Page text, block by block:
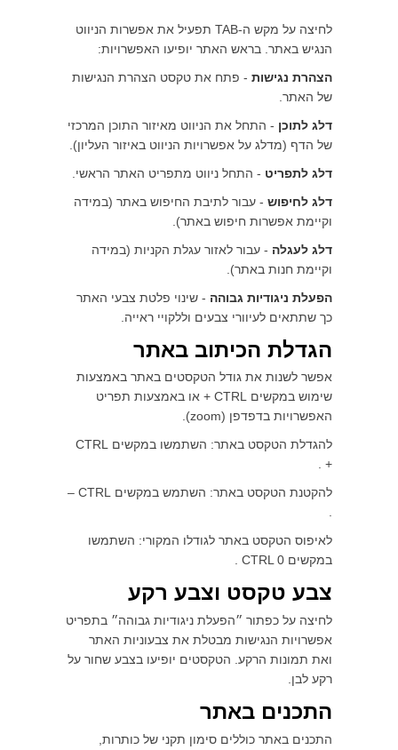
לחיצה על מקש ה-TAB תפעיל את אפשרות הניווט
הנגיש באתר. בראש האתר יופיעו האפשרויות:
הצהרת נגישות - פתח את טקסט הצהרת הנגישות
של האתר.
דלג לתוכן - התחל את הניווט מאיזור התוכן המרכזי
של הדף (מדלג על אפשרויות הניווט באיזור העליון).
דלג לתפריט - התחל ניווט מתפריט האתר הראשי.
דלג לחיפוש - עבור לתיבת החיפוש באתר (במידה
וקיימת אפשרות חיפוש באתר).
דלג לעגלה - עבור לאזור עגלת הקניות (במידה
וקיימת חנות באתר).
הפעלת ניגודיות גבוהה - שינוי פלטת צבעי האתר
כך שתתאים לעיוורי צבעים וללקויי ראייה.
הגדלת הכיתוב באתר
אפשר לשנות את גודל הטקסטים באתר באמצעות
שימוש במקשים CTRL + או באמצעות תפריט
האפשרויות בדפדפן (zoom).
להגדלת הטקסט באתר: השתמשו במקשים CTRL
+ .
להקטנת הטקסט באתר: השתמש במקשים CTRL –
.
לאיפוס הטקסט באתר לגודלו המקורי: השתמשו
במקשים CTRL 0 .
צבע טקסט וצבע רקע
לחיצה על כפתור ״הפעלת ניגודיות גבוהה״ בתפריט
אפשרויות הנגישות מבטלת את צבעוניות האתר
ואת תמונות הרקע. הטקסטים יופיעו בצבע שחור על
רקע לבן.
התכנים באתר
התכנים באתר כוללים סימון תקני של כותרות,